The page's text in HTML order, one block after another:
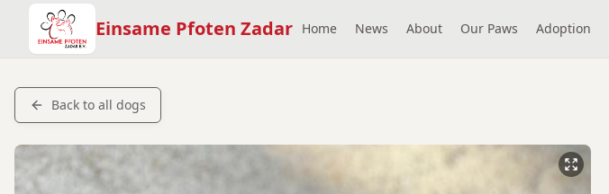
Einsame Pfoten Zadar Home News About Our Paws Adoption
Back to all dogs